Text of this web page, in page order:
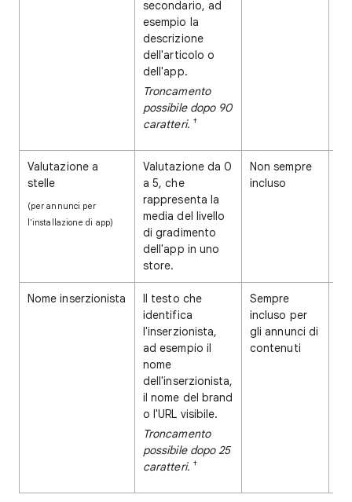
secondario, ad
esempio la
descrizione
dell'articolo o
dell'app.
Troncamento
possibile dopo 90
caratteri. †
Valutazione a
stelle
(per annunci per
l'installazione di app)
Valutazione da 0
a 5, che
rappresenta la
media del livello
di gradimento
dell'app in uno
store.
Non sempre
incluso
Nome inserzionista
Il testo che
identifica
l'inserzionista,
ad esempio il
nome
dell'inserzionista,
il nome del brand
o l'URL visibile.
Troncamento
possibile dopo 25
caratteri. †
Sempre
incluso per
gli annunci di
contenuti